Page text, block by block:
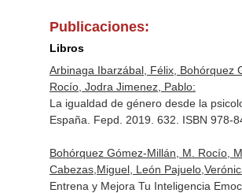
Publicaciones:
Libros
Arbinaga Ibarzábal, Félix, Bohórquez
Rocío, Jodra Jimenez, Pablo:
La igualdad de género desde la
España. Fepd. 2019. 632. ISBN 978-
Bohórquez Gómez-Millán, M. Rocío,
Cabezas,Miguel, León
Entrena y Mejora Tu Inteligencia